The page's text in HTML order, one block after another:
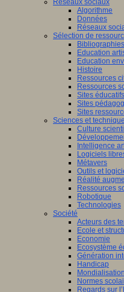
Réseaux sociaux
Algorithme
Données
Réseaux
Sélection de
Bibliographies
Education
Education
Histoire
Ressources
Ressources
Sites éducatifs
Sites
Sites
Sciences et
Culture
Intelligence
Logiciels
Métavers
Outils et
Réalité
Ressources
Robotique
Technologies
Société
Acteurs des
Ecole et
Economie
Ecosystème
Génération
Handicap
Mondialisation
Normes
Regards sur